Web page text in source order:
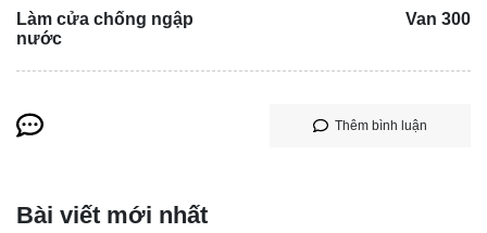
Làm cửa chống ngập
nước
Van 300
Thêm bình luận
Bài viết mới nhất